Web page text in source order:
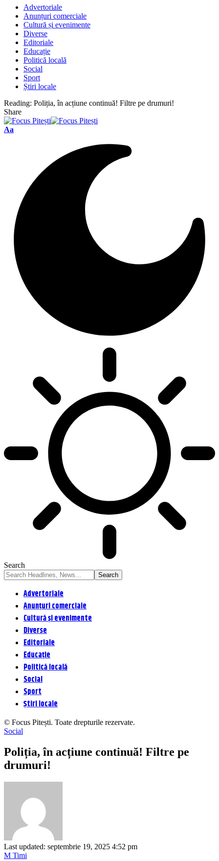
Advertoriale
Anunțuri comerciale
Cultură și evenimente
Diverse
Editoriale
Educație
Politică locală
Social
Sport
Știri locale
Reading: Poliția, în acțiune continuă! Filtre pe drumuri!
Share
Font
Aa
Search
Advertoriale
Anunțuri comerciale
Cultură și evenimente
Diverse
Editoriale
Educație
Politică locală
Social
Sport
Știri locale
© Focus Pitești. Toate drepturile rezervate.
Social
Poliția, în acțiune continuă! Filtre pe
drumuri!
Last updated: septembrie 19, 2025 4:52 pm
M Timi